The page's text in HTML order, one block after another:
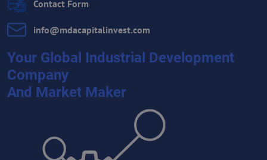
Contact Form
info​@mdacapitalinvest​.com
Your Global Industrial Development
Company
And Market Maker